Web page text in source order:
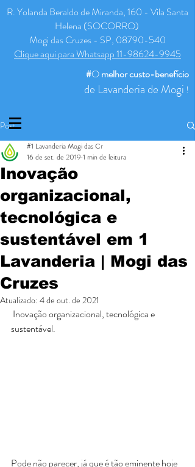
R. Yolanda Beraldo de Miranda, 160 - Vila Santa
Helena (SOCORRO)
Mogi das Cruzes - SP, 08790-540
Clique aqui para Whatsapp 11-98624-9945
#Omelhorcusto-benefício
de Lavanderia de Mogi !
Post
Inovação
organizacional,
tecnológica e
sustentável em 1
Lavanderia | Mogi das
Cruzes
#1 Lavanderia Mogi das Cr
16 de set. de 2019 1 min de leitura
Atualizado: 4 de out. de 2021
sustentável.
Pode não parecer, já que é tão eminente hoje